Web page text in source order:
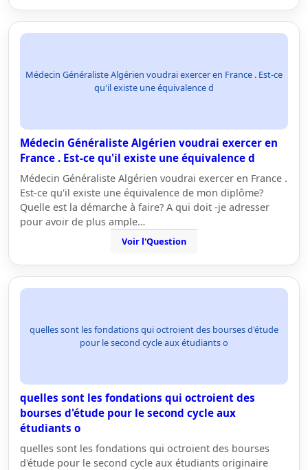
Médecin Généraliste Algérien voudrai exercer en France . Est-ce
qu'il existe une équivalence d
Médecin Généraliste Algérien voudrai exercer en
France . Est-ce qu'il existe une équivalence d
Médecin Généraliste Algérien voudrai exercer en France .
Est-ce qu'il existe une équivalence de mon diplôme?
Quelle est la démarche à faire? A qui doit -je adresser
pour avoir de plus ample…
Voir l'Question
quelles sont les fondations qui octroient des bourses d'étude
pour le second cycle aux étudiants o
quelles sont les fondations qui octroient des
bourses d'étude pour le second cycle aux
étudiants o
quelles sont les fondations qui octroient des bourses
d'étude pour le second cycle aux étudiants originaire